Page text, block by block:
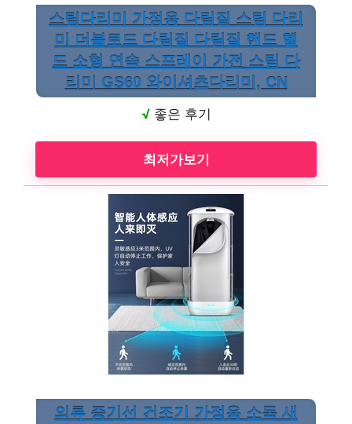
스팀다리미 가정용 다림질 스팀 다리
미 더블로드 다림질 다림질 핸드 헬
드 소형 연속 스프레이 가전 스팀 다
리미 GS60 와이셔츠다리미, CN
√좋은 후기
최저가보기
의류 증기선 건조기 가정용 소독 새